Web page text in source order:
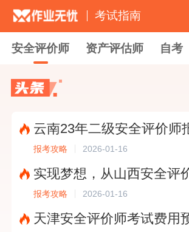
考试指南
安全评价师 资产评估师 自考
报考攻略 2026-01-16
报考攻略 2026-01-16